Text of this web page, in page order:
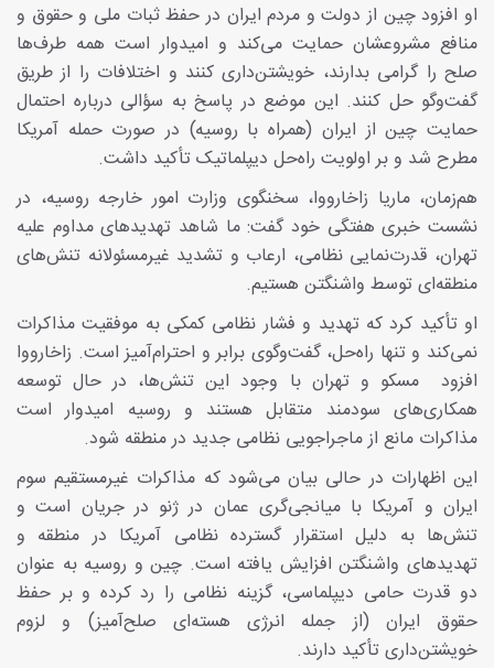
او افزود چین از دولت و مردم ایران در حفظ ثبات ملی و حقوق و
منافع مشروعشان حمایت می‌کند و امیدوار است همه طرف‌ها
صلح را گرامی بدارند، خویشتن‌داری کنند و اختلافات را از طریق
گفت‌وگو حل کنند. این موضع در پاسخ به سؤالی درباره احتمال
حمایت چین از ایران (همراه با روسیه) در صورت حمله آمریکا
مطرح شد و بر اولویت راه‌حل دیپلماتیک تأکید داشت.
هم‌زمان، ماریا زاخارووا، سخنگوی وزارت امور خارجه روسیه، در
نشست خبری هفتگی خود گفت: ما شاهد تهدیدهای مداوم علیه
تهران، قدرت‌نمایی نظامی، ارعاب و تشدید غیرمسئولانه تنش‌های
منطقه‌ای توسط واشنگتن هستیم.
او تأکید کرد که تهدید و فشار نظامی کمکی به موفقیت مذاکرات
نمی‌کند و تنها راه‌حل، گفت‌وگوی برابر و احترام‌آمیز است. زاخارووا
افزود مسکو و تهران با وجود این تنش‌ها، در حال توسعه
همکاری‌های سودمند متقابل هستند و روسیه امیدوار است
مذاکرات مانع از ماجراجویی نظامی جدید در منطقه شود.
این اظهارات در حالی بیان می‌شود که مذاکرات غیرمستقیم سوم
ایران و آمریکا با میانجی‌گری عمان در ژنو در جریان است و
تنش‌ها به دلیل استقرار گسترده نظامی آمریکا در منطقه و
تهدیدهای واشنگتن افزایش یافته است. چین و روسیه به عنوان
دو قدرت حامی دیپلماسی، گزینه نظامی را رد کرده و بر حفظ
حقوق ایران (از جمله انرژی هسته‌ای صلح‌آمیز) و لزوم
خویشتن‌داری تأکید دارند.